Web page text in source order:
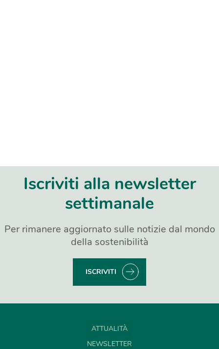
Iscriviti alla newsletter
settimanale
Per rimanere aggiornato sulle notizie dal mondo
della sostenibilità
ISCRIVITI
ATTUALITÀ
NEWSLETTER